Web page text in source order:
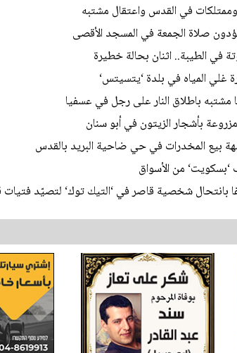
في القدس واعتقال مشتبه
غلي المياه في بلدة ‘يتسيتس‘
باطلاق النار على رجل في عسفيا
بأشجار الزيتون في أبو سنان
من الأسواق
شخصية قاصر في ‘التيك توك‘ لتصيّد